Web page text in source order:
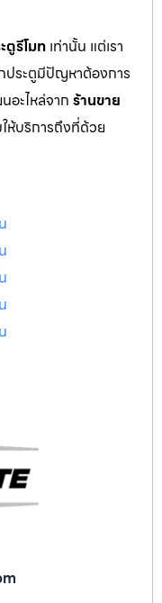
ตูรีโมท เท่านั้น แต่เรา
ประตูมีปัญหาต้องการ
อะไหล่จาก ร้านขาย
ให้บริการถึงที่ด้วย